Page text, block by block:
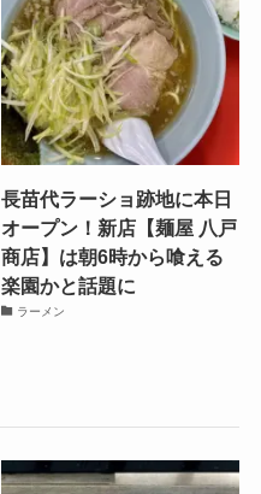
長苗代ラーショ跡地に本日
オープン！新店【麺屋 八戸
商店】は朝6時から喰える
楽園かと話題に
ラーメン